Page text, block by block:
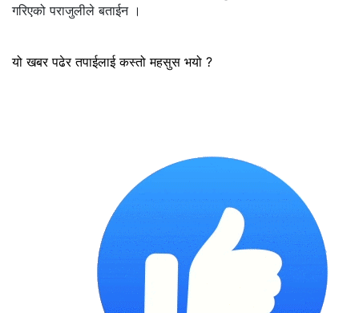
गरिएको पराजुलीले बताईन ।
यो खबर पढेर तपाईलाई कस्तो महसुस भयो ?